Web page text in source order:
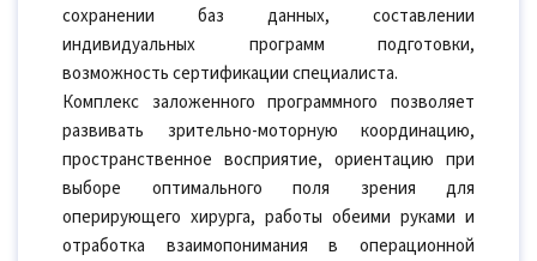
сохранении баз данных, составлении
индивидуальных программ подготовки,
возможность сертификации специалиста.
Комплекс заложенного программного позволяет
развивать зрительно-моторную координацию,
пространственное восприятие, ориентацию при
выборе оптимального поля зрения для
оперирующего хирурга, работы обеими руками и
отработка взаимопонимания в операционной